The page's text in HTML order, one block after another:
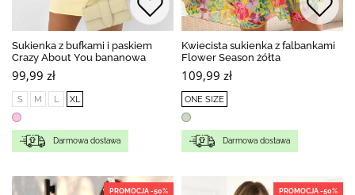
Sukienka z bufkami i paskiem
Crazy About You bananowa
99,99 zł
S M L XL
Darmowa dostawa
Kwiecista sukienka z falbankami
Flower Season żółta
109,99 zł
ONE SIZE
Darmowa dostawa
PROMOCJA -50% PROMOCJA -50%